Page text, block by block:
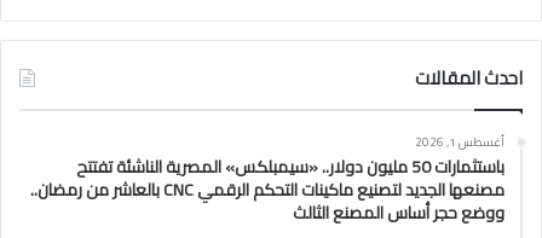
احدث المقالات
أغسطس 1, 2026
باستثمارات 50 مليون دولار.. «سيمبلكس» المصرية الناشئة تفتتح
مصنعها الجديد لتصنيع ماكينات التحكم الرقمي CNC بالعاشر من رمضان..
ووضع حجر أساس المصنع الثالث